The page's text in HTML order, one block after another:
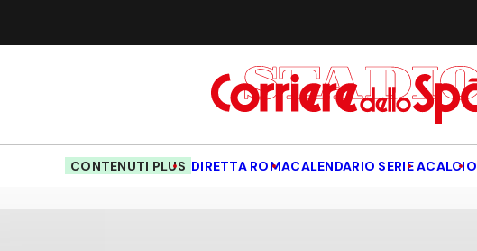
CONTENUTI PLUS DIRETTA ROMACALENDARIO SERIE ACALCIO